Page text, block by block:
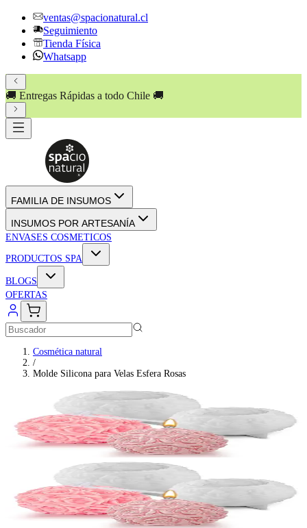
ventas@spacionatural.cl
Seguimiento
Tienda Física
Whatsapp
🚚 Entregas Rápidas a todo Chile 🚚
FAMILIA DE INSUMOS
INSUMOS POR ARTESANÍA
ENVASES COSMETICOS
PRODUCTOS SPA
BLOGS
OFERTAS
Cosmética natural
/
Molde Silicona para Velas Esfera Rosas